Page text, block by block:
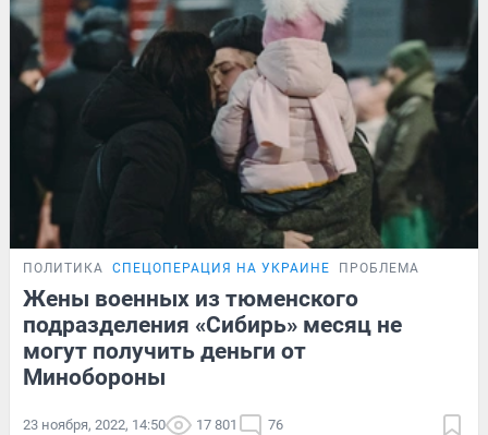
ПОЛИТИКА СПЕЦОПЕРАЦИЯ НА УКРАИНЕ ПРОБЛЕМА
Жены военных из тюменского
подразделения «Сибирь» месяц не
могут получить деньги от
Минобороны
23 ноября, 2022, 14:50 17 801 76